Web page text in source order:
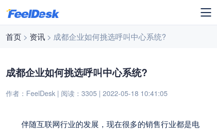
首页 > 资讯 > 成都企业如何挑选呼叫中心系统?
成都企业如何挑选呼叫中心系统?
作者：FeelDesk | 阅读：3305 | 2022-05-18 10:41:05
伴随互联网行业的发展，现在很多的销售行业都是电